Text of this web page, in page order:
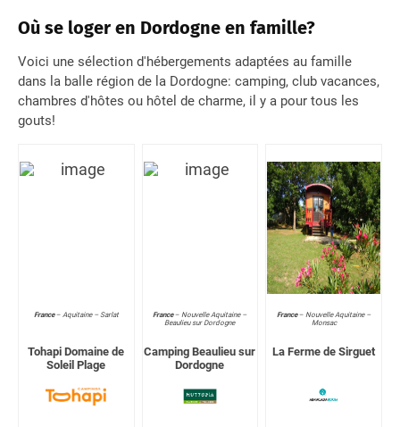
Où se loger en Dordogne en famille?
Voici une sélection d'hébergements adaptées au famille
dans la balle région de la Dordogne: camping, club vacances,
chambres d'hôtes ou hôtel de charme, il y a pour tous les
gouts!
France– Aquitaine – Sarlat
Tohapi Domaine de
Soleil Plage
France–Nouvelle Aquitaine –
Beaulieu sur Dordogne
Camping Beaulieu sur
Dordogne
France–Nouvelle Aquitaine –
Monsac
La Ferme de Sirguet